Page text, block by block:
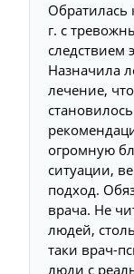
Обратилась
г. с
следствием
Назначила
лечение,
огромную
ситуации,
подход.
врача. Не
людей,
таки врач-
люди с